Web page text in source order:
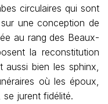
circulaires qui sont
une conception de
au rang des Beaux-
la reconstitution
aussi bien les sphinx,
où les époux,
se jurent fidélité.